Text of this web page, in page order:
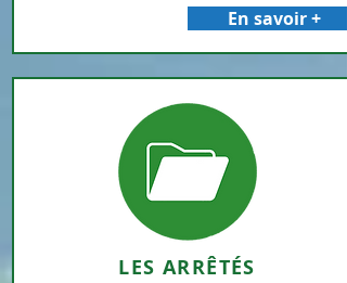
En savoir +
LES ARRÊTÉS